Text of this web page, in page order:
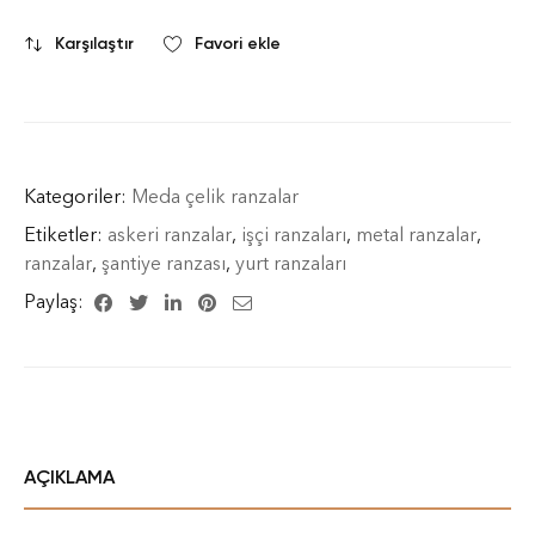
Karşılaştır Favori ekle
Kategoriler: Meda çelik ranzalar
Etiketler: askeri ranzalar, işçi ranzaları, metal ranzalar,
ranzalar, şantiye ranzası, yurt ranzaları
Paylaş:
AÇIKLAMA